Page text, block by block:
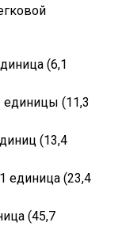
(6,1
единицы (11,3
(13,4
единица (23,4
(45,7